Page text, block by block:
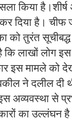
किया
दिया है।
को तुरंत
कि लाखों लोग
इस मामले को
ने दलील दी
से
का उल्लंघन